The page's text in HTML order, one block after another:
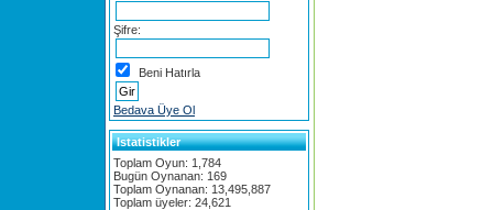
Şifre:
Beni Hatırla
Bedava Üye Ol
Istatistikler
Toplam Oyun: 1,784
Bugün Oynanan: 169
Toplam Oynanan: 13,495,887
Toplam üyeler: 24,621